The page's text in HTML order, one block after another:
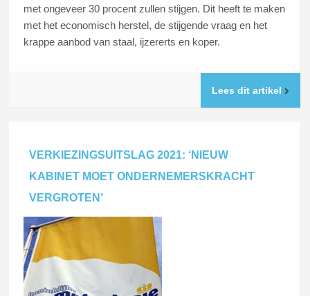
met ongeveer 30 procent zullen stijgen. Dit heeft te maken
met het economisch herstel, de stijgende vraag en het
krappe aanbod van staal, ijzererts en koper.
Lees dit artikel
VERKIEZINGSUITSLAG 2021: ‘NIEUW
KABINET MOET ONDERNEMERSKRACHT
VERGROTEN’